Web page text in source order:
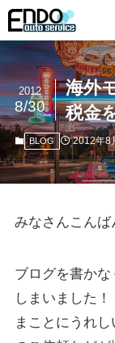
海外
税金
2012
8/30
BLOG 2012年8
みなさんこん
ブログを書か
しまいました！
まことにうれ